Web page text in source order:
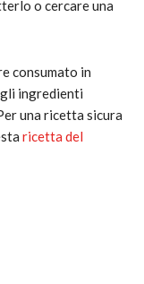
o cercare una
consumato in
ingredienti
una ricetta sicura
ricetta del